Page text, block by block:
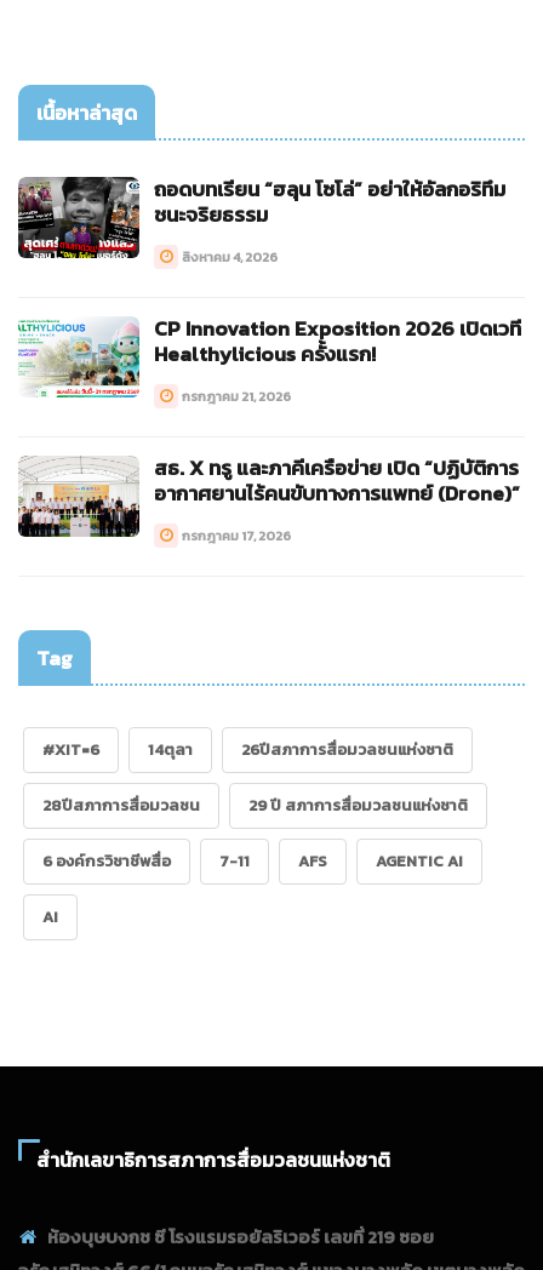
เนื้อหาล่าสุด
ถอดบทเรียน “ฮลุน โซโล่” อย่าให้อัลกอริทึม
ชนะจริยธรรม
สิงหาคม 4, 2026
CP Innovation Exposition 2026 เปิดเวที
Healthylicious ครั้งแรก!
กรกฎาคม 21, 2026
สธ. X ทรู และภาคีเครือข่าย เปิด “ปฏิบัติการ
อากาศยานไร้คนขับทางการแพทย์ (Drone)”
กรกฎาคม 17, 2026
Tag
#XIT=6 14ตุลา 26ปีสภาการสื่อมวลชนแห่งชาติ
28ปีสภาการสื่อมวลชน 29 ปี สภาการสื่อมวลชนแห่งชาติ
6 องค์กรวิชาชีพสื่อ 7-11 AFS AGENTIC AI
AI
สำนักเลขาธิการสภาการสื่อมวลชนแห่งชาติ
ห้องบุษบงกช ซี โรงแรมรอยัลริเวอร์ เลขที่ 219 ซอย